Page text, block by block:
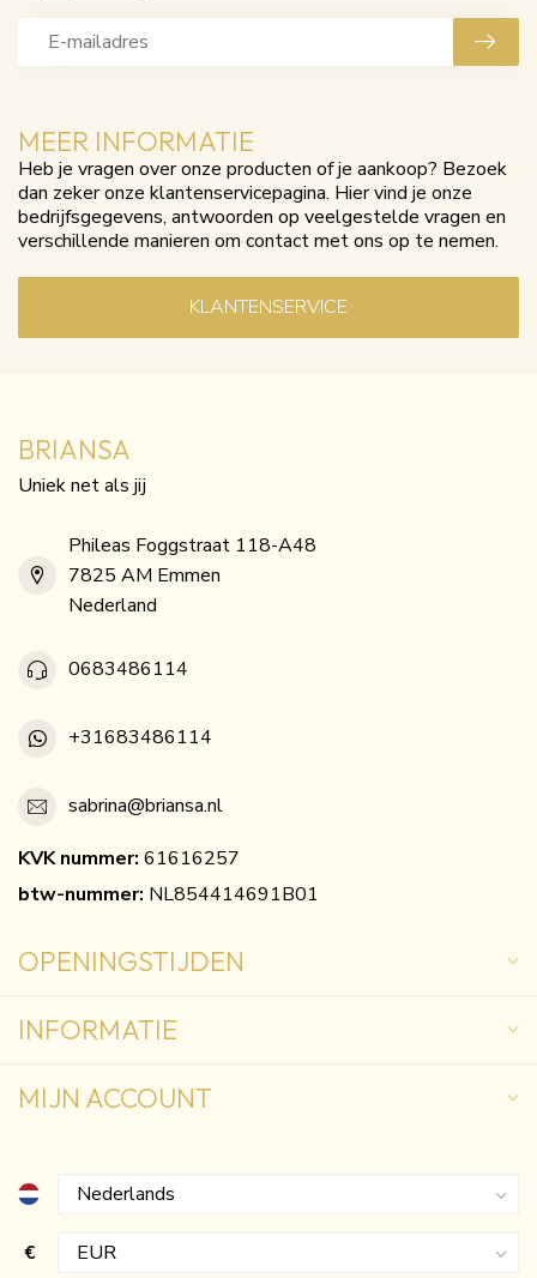
MEER INFORMATIE
Heb je vragen over onze producten of je aankoop? Bezoek
dan zeker onze klantenservicepagina. Hier vind je onze
bedrijfsgegevens, antwoorden op veelgestelde vragen en
verschillende manieren om contact met ons op te nemen.
KLANTENSERVICE
BRIANSA
Uniek net als jij
Phileas Foggstraat 118-A48
7825 AM Emmen
Nederland
0683486114
+31683486114
sabrina@briansa.nl
KVK nummer: 61616257
btw-nummer: NL854414691B01
OPENINGSTIJDEN
INFORMATIE
MIJN ACCOUNT
€